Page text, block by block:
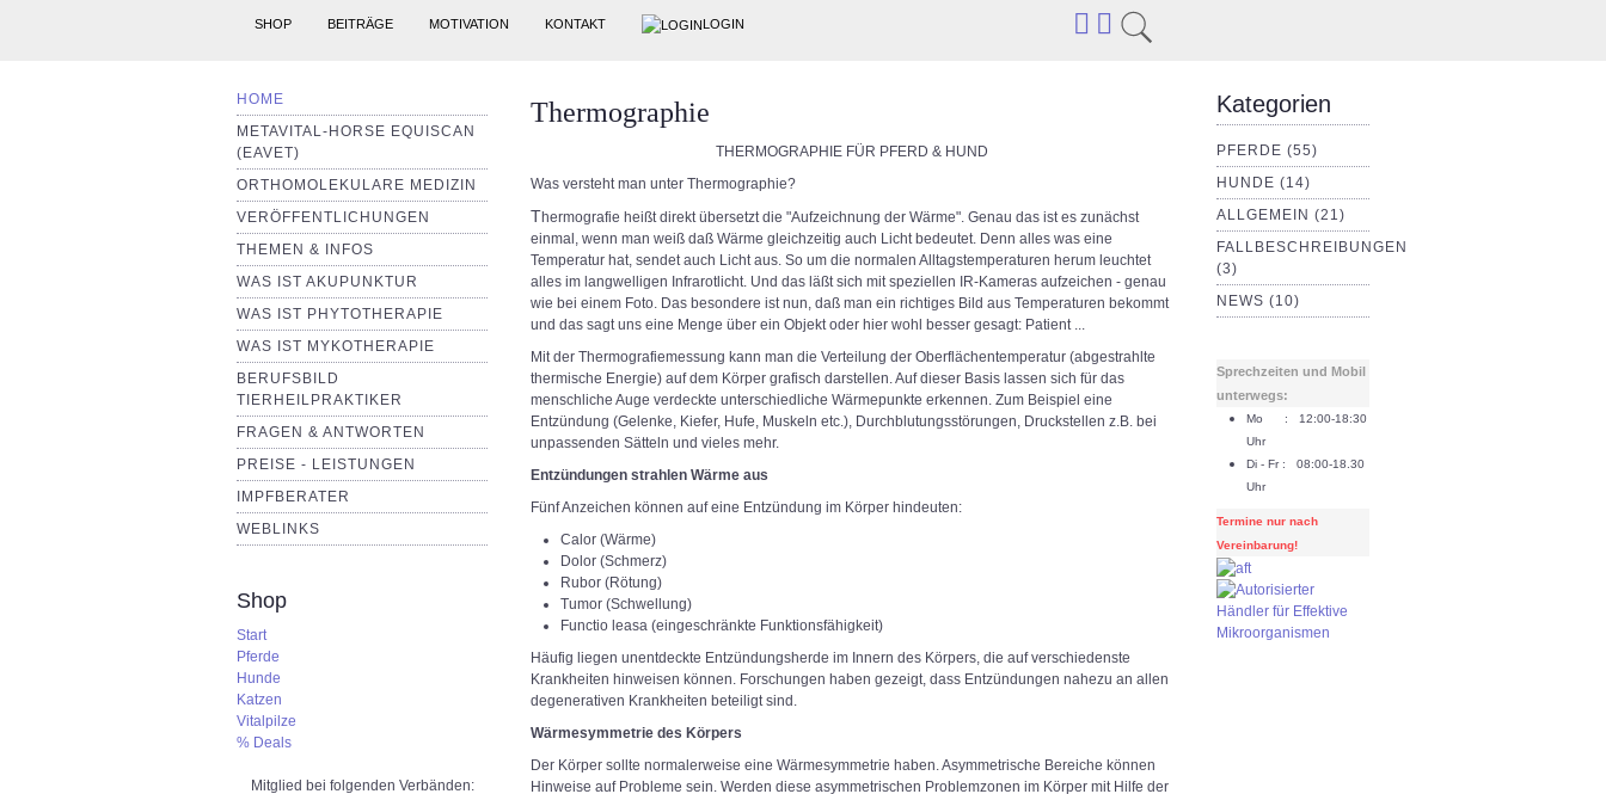
SHOP BEITRÄGE MOTIVATION KONTAKT LOGIN
HOME
METAVITAL-HORSE EQUISCAN
(EAVET)
ORTHOMOLEKULARE MEDIZIN
VERÖFFENTLICHUNGEN
THEMEN & INFOS
WAS IST AKUPUNKTUR
WAS IST PHYTOTHERAPIE
WAS IST MYKOTHERAPIE
BERUFSBILD
TIERHEILPRAKTIKER
FRAGEN & ANTWORTEN
PREISE - LEISTUNGEN
IMPFBERATER
WEBLINKS
Shop
Start
Pferde
Hunde
Katzen
Vitalpilze
% Deals
Mitglied bei folgenden Verbänden:
Thermographie
THERMOGRAPHIE FÜR PFERD & HUND
Was versteht man unter Thermographie?
Thermografie heißt direkt übersetzt die "Aufzeichnung der Wärme". Genau das ist es zunächst
einmal, wenn man weiß daß Wärme gleichzeitig auch Licht bedeutet. Denn alles was eine
Temperatur hat, sendet auch Licht aus. So um die normalen Alltagstemperaturen herum leuchtet
alles im langwelligen Infrarotlicht. Und das läßt sich mit speziellen IR-Kameras aufzeichen - genau
wie bei einem Foto. Das besondere ist nun, daß man ein richtiges Bild aus Temperaturen bekommt
und das sagt uns eine Menge über ein Objekt oder hier wohl besser gesagt: Patient ...
Mit der Thermografiemessung kann man die Verteilung der Oberflächentemperatur (abgestrahlte
thermische Energie) auf dem Körper grafisch darstellen. Auf dieser Basis lassen sich für das
menschliche Auge verdeckte unterschiedliche Wärmepunkte erkennen. Zum Beispiel eine
Entzündung (Gelenke, Kiefer, Hufe, Muskeln etc.), Durchblutungsstörungen, Druckstellen z.B. bei
unpassenden Sätteln und vieles mehr.
Entzündungen strahlen Wärme aus
Fünf Anzeichen können auf eine Entzündung im Körper hindeuten:
Calor (Wärme)
Dolor (Schmerz)
Rubor (Rötung)
Tumor (Schwellung)
Functio leasa (eingeschränkte Funktionsfähigkeit)
Häufig liegen unentdeckte Entzündungsherde im Innern des Körpers, die auf verschiedenste
Krankheiten hinweisen können. Forschungen haben gezeigt, dass Entzündungen nahezu an allen
degenerativen Krankheiten beteiligt sind.
Wärmesymmetrie des Körpers
Der Körper sollte normalerweise eine Wärmesymmetrie haben. Asymmetrische Bereiche können
Hinweise auf Probleme sein. Werden diese asymmetrischen Problemzonen im Körper mit Hilfe der
Kategorien
PFERDE (55)
HUNDE (14)
ALLGEMEIN (21)
FALLBESCHREIBUNGEN
(3)
NEWS (10)
Sprechzeiten und Mobil
unterwegs:
Mo : 12:00-18:30
Uhr
Di - Fr : 08:00-18.30
Uhr
Termine nur nach
Vereinbarung!